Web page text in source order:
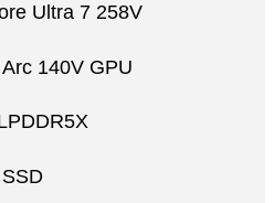
Ultra 7 258V
140V GPU